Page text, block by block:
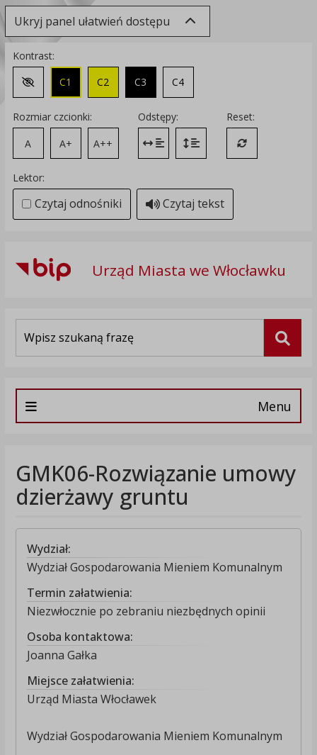
Ukryj panel ułatwień dostępu
Kontrast:
Zmień kontrast na domyślny
C1 C2 C3 C4
Rozmiar czcionki:
A
A+ A++
Odstępy:
Zmień odstęp między literami
Zmień interlinię i margines
Reset:
Przywróć
Lektor:
Czytaj odnośniki Czytaj tekst
Urząd Miasta we Włocławku
Menu
GMK06-Rozwiązanie umowy
dzierżawy gruntu
Wydział:
Wydział Gospodarowania Mieniem Komunalnym
Termin załatwienia:
Niezwłocznie po zebraniu niezbędnych opinii
Osoba kontaktowa:
Joanna Gałka
Miejsce załatwienia:
Urząd Miasta Włocławek
Wydział Gospodarowania Mieniem Komunalnym